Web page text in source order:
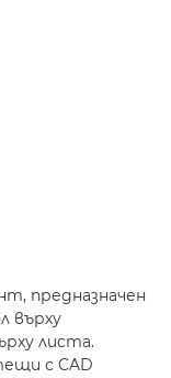
предназначен
върху
листа.
с CAD